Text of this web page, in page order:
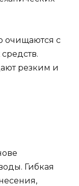
очищаются с
резким и
Гибкая